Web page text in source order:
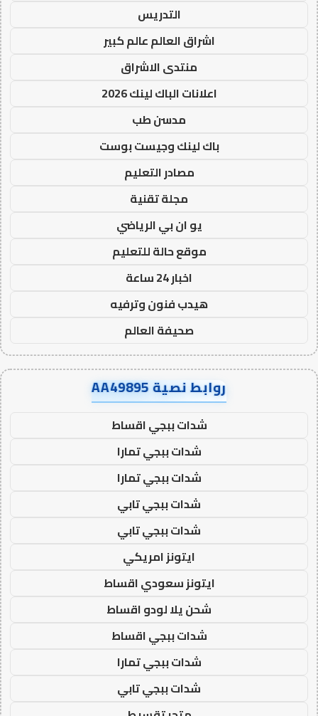
التدريس
اشراق العالم عالم كبير
منتدى الاشراق
اعلانات الباك لينك 2026
مدسن طب
باك لينك وجيست بوست
مصادر التعليم
مجلة تقنية
يو ان بي الرياضي
موقع حالة للتعليم
اخبار 24 ساعة
هيدب فنون وترفيه
صحيفة العالم
روابط نصية AA49895
شدات ببجي اقساط
شدات ببجي تمارا
شدات ببجي تمارا
شدات ببجي تابي
شدات ببجي تابي
ايتونز امريكي
ايتونز سعودي اقساط
شحن يلا لودو اقساط
شدات ببجي اقساط
شدات ببجي تمارا
شدات ببجي تابي